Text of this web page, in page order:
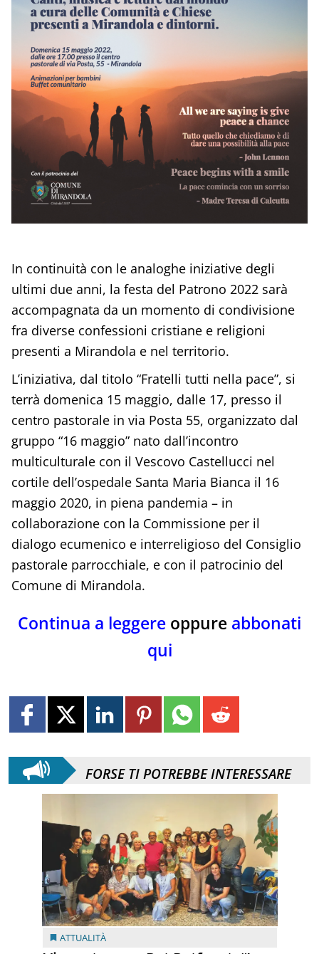
In continuità con le analoghe iniziative degli
ultimi due anni, la festa del Patrono 2022 sarà
accompagnata da un momento di condivisione
fra diverse confessioni cristiane e religioni
presenti a Mirandola e nel territorio.
L’iniziativa, dal titolo “Fratelli tutti nella pace”, si
terrà domenica 15 maggio, dalle 17, presso il
centro pastorale in via Posta 55, organizzato dal
gruppo “16 maggio” nato dall’incontro
multiculturale con il Vescovo Castellucci nel
cortile dell’ospedale Santa Maria Bianca il 16
maggio 2020, in piena pandemia – in
collaborazione con la Commissione per il
dialogo ecumenico e interreligioso del Consiglio
pastorale parrocchiale, e con il patrocinio del
Comune di Mirandola.
Continua a leggere oppure abbonati
qui
FORSE TI POTREBBE INTERESSARE
ATTUALITÀ